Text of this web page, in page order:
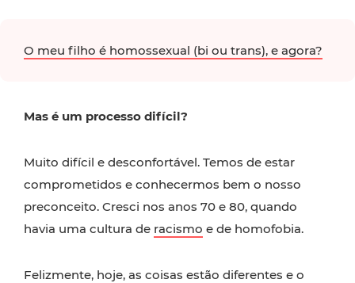
O meu filho é homossexual (bi ou trans), e agora?
Mas é um processo difícil?
Muito difícil e desconfortável. Temos de estar
comprometidos e conhecermos bem o nosso
preconceito. Cresci nos anos 70 e 80, quando
havia uma cultura de racismo e de homofobia.
Felizmente, hoje, as coisas estão diferentes e o